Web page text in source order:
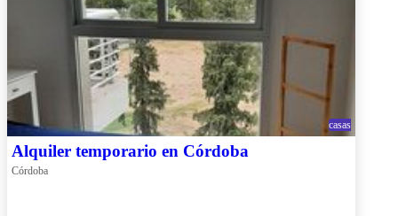
casas
Alquiler temporario en Córdoba
Córdoba